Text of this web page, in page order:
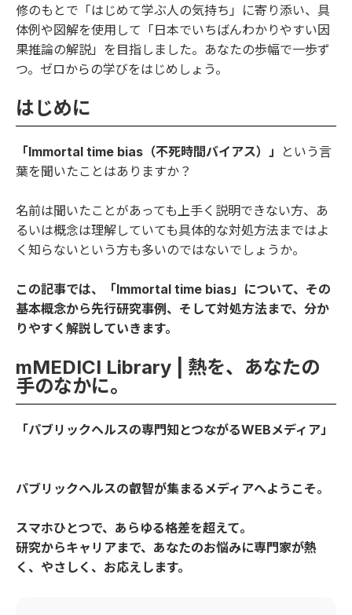
修のもとで「はじめて学ぶ人の気持ち」に寄り添い、具
体例や図解を使用して「日本でいちばんわかりやすい因
果推論の解説」を目指しました。あなたの歩幅で一歩ず
つ。ゼロからの学びをはじめしょう。
はじめに
「Immortal time bias（不死時間バイアス）」
という言
葉を聞いたことはありますか？
名前は聞いたことがあっても上手く説明できない方、あ
るいは概念は理解していても具体的な対処方法まではよ
く知らないという方も多いのではないでしょうか。
この記事では、「Immortal time bias」について、その
基本概念から先行研究事例、そして対処方法まで、分か
りやすく解説していきます。
mMEDICI Library | 熱を、あなたの
手のなかに。
「パブリックヘルスの専門知とつながるWEBメディア」
パブリックヘルスの叡智が集まるメディアへようこそ。
スマホひとつで、あらゆる格差を超えて。
研究からキャリアまで、あなたのお悩みに専門家が熱
く、やさしく、お応えします。